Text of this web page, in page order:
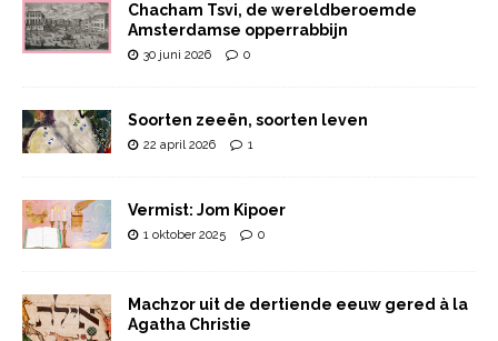
Chacham Tsvi, de wereldberoemde
Amsterdamse opperrabbijn
30 juni 2026 0
Soorten zeeën, soorten leven
22 april 2026 1
Vermist: Jom Kipoer
1 oktober 2025 0
Machzor uit de dertiende eeuw gered à la
Agatha Christie